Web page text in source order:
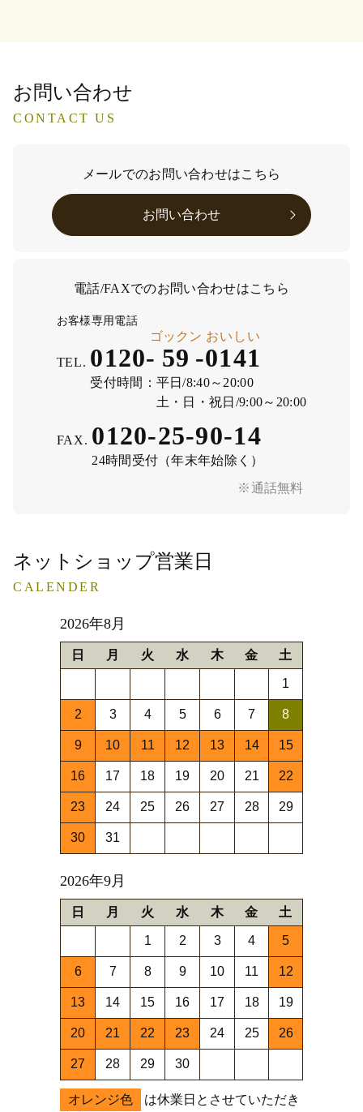
お問い合わせ
CONTACT US
メールでのお問い合わせはこちら
お問い合わせ
電話/FAXでのお問い合わせはこちら
※通話無料
お客様専用電話
TEL. 0120- 59
ゴックン
-0141
おいしい
受付時間： 平日/8:40～20:00
土・日・祝日/9:00～20:00
FAX. 0120-25-90-14
24時間受付（年末年始除く）
ネットショップ営業日
CALENDER
2026年8月
日 月 火 水 木 金 土
1
2 3 4 5 6 7 8
9 10 11 12 13 14 15
16 17 18 19 20 21 22
23 24 25 26 27 28 29
30 31
2026年9月
日 月 火 水 木 金 土
1 2 3 4 5
6 7 8 9 10 11 12
13 14 15 16 17 18 19
20 21 22 23 24 25 26
27 28 29 30
オレンジ色
は休業日とさせていただき